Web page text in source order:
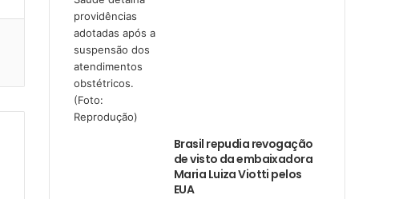
Brasil repudia revogação
de visto da embaixadora
Maria Luiza Viotti pelos
EUA